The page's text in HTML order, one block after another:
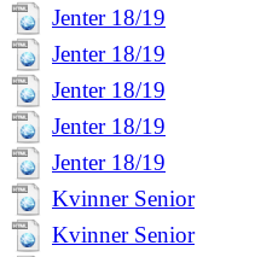
Jenter 18/19
Jenter 18/19
Jenter 18/19
Jenter 18/19
Jenter 18/19
Kvinner Senior
Kvinner Senior